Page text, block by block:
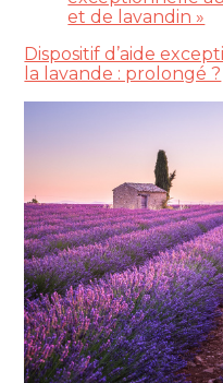
et de lavandin »
Dispositif d’aide
la lavande : prolongé ?